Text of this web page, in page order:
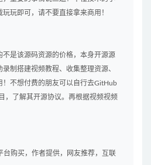
玩即可，请不要直接拿来商用！
不是该源码资源的价格，本身开源源
制搭建视频教程、收集整理资源、
！不想付费的朋友可以自行去GitHub
，了解其开源协议。再根据视频视频
台购买，作者提供，网友推荐，互联